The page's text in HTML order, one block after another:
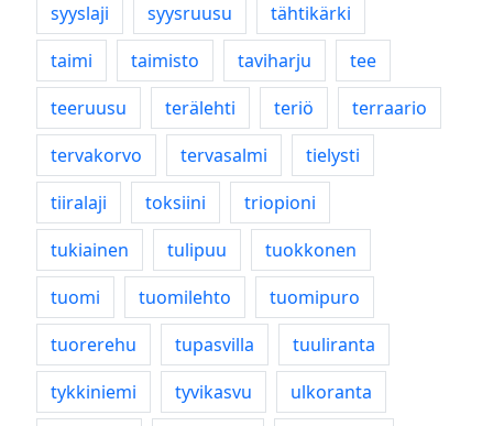
syyslaji
syysruusu
tähtikärki
taimi
taimisto taviharju
tee
teeruusu
terälehti teriö
terraario
tervakorvo
tervasalmi
tielysti
tiiralaji
toksiini
triopioni
tukiainen
tulipuu
tuokkonen
tuomi
tuomilehto
tuomipuro
tuorerehu
tupasvilla
tuuliranta
tykkiniemi
tyvikasvu
ulkoranta